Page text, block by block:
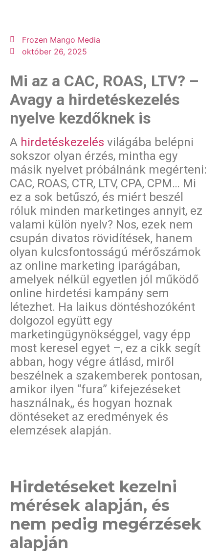
Frozen Mango Media
október 26, 2025
Mi az a CAC, ROAS, LTV? –
Avagy a hirdetéskezelés
nyelve kezdőknek is
A hirdetéskezelés világába belépni
sokszor olyan érzés, mintha egy
másik nyelvet próbálnánk megérteni:
CAC, ROAS, CTR, LTV, CPA, CPM… Mi
ez a sok betűszó, és miért beszél
róluk minden marketinges annyit, ez
valami külön nyelv? Nos, ezek nem
csupán divatos rövidítések, hanem
olyan kulcsfontosságú mérőszámok
az online marketing iparágában,
amelyek nélkül egyetlen jól működő
online hirdetési kampány sem
létezhet. Ha laikus döntéshozóként
dolgozol együtt egy
marketingügynökséggel, vagy épp
most keresel egyet –, ez a cikk segít
abban, hogy végre átlásd, miről
beszélnek a szakemberek pontosan,
amikor ilyen “fura” kifejezéseket
használnak,, és hogyan hoznak
döntéseket az eredmények és
elemzések alapján.
Hirdetéseket kezelni
mérések alapján, és
nem pedig megérzések
alapján